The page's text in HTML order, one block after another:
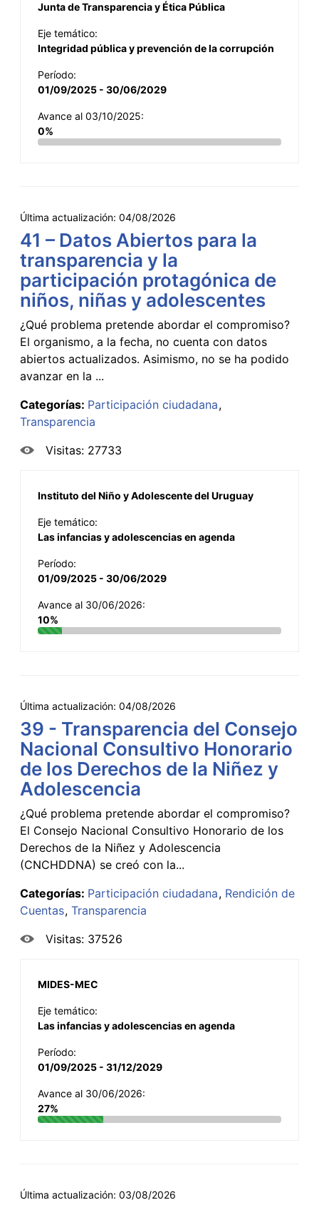
Junta de Transparencia y Ética Pública
Eje temático:
Integridad pública y prevención de la corrupción
Período:
01/09/2025 - 30/06/2029
Avance al 03/10/2025:
0%
Última actualización: 04/08/2026
41 – Datos Abiertos para la
transparencia y la
participación protagónica de
niños, niñas y adolescentes
¿Qué problema pretende abordar el compromiso?
El organismo, a la fecha, no cuenta con datos
abiertos actualizados. Asimismo, no se ha podido
avanzar en la ...
Categorías: Participación ciudadana
Transparencia
Visitas: 27733
Instituto del Niño y Adolescente del Uruguay
Eje temático:
Las infancias y adolescencias en agenda
Período:
01/09/2025 - 30/06/2029
Avance al 30/06/2026:
10%
Última actualización: 04/08/2026
39 - Transparencia del Consejo
Nacional Consultivo Honorario
de los Derechos de la Niñez y
Adolescencia
¿Qué problema pretende abordar el compromiso?
El Consejo Nacional Consultivo Honorario de los
Derechos de la Niñez y Adolescencia
(CNCHDDNA) se creó con la...
Categorías: Participación ciudadana Rendición de
Cuentas Transparencia
Visitas: 37526
MIDES-MEC
Eje temático:
Las infancias y adolescencias en agenda
Período:
01/09/2025 - 31/12/2029
Avance al 30/06/2026:
27%
Última actualización: 03/08/2026